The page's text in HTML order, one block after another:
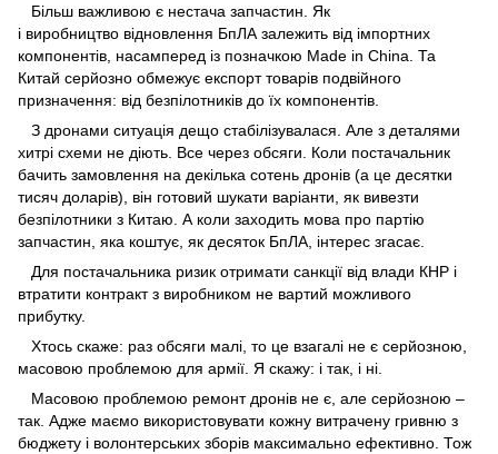
Більш важливою є нестача запчастин. Як
і виробництво відновлення БпЛА залежить від імпортних
компонентів, насамперед із позначкою Made in China. Та
Китай серйозно обмежує експорт товарів подвійного
призначення: від безпілотників до їх компонентів.
З дронами ситуація дещо стабілізувалася . Але з деталями
хитрі схеми не діють. Все через обсяги. Коли постачальник
бачить замовлення на декілька сотень дронів (а це десятки
тисяч доларів), він готовий шукати варіанти, як вивезти
безпілотники з Китаю. А коли заходить мова про партію
запчастин, яка коштує, як десяток БпЛА, інтерес згасає.
Для постачальника ризик отримати санкції від влади КНР і
втратити контракт з виробником не вартий можливого
прибутку.
Хтось скаже: раз обсяги малі, то це взагалі не є серйозною,
масовою проблемою для армії. Я скажу: і так, і ні.
Масовою проблемою ремонт дронів не є, але серйозною –
так. Адже маємо використовувати кожну витрачену гривню з
бюджету і волонтерських зборів максимально ефективно. Тож